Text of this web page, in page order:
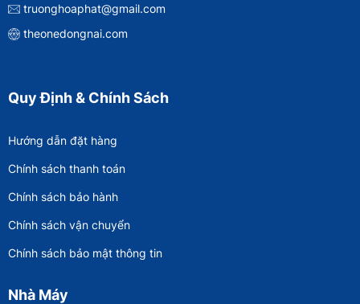
truonghoaphat@gmail.com
theonedongnai.com
Quy Định & Chính Sách
Hướng dẫn đặt hàng
Chính sách thanh toán
Chính sách bảo hành
Chính sách vận chuyển
Chính sách bảo mật thông tin
Nhà Máy